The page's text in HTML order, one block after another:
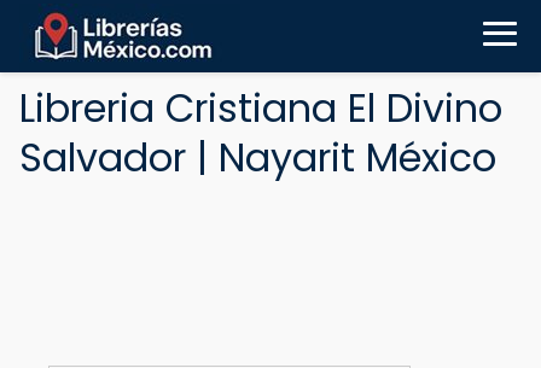
Libreria Cristiana El Divino
Salvador | Nayarit México